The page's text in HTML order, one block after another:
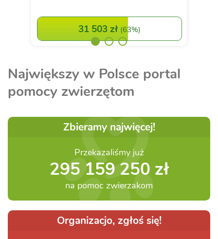
31 503 zł (63%)
Największy w Polsce portal
pomocy zwierzętom
Zbieramy najwięcej!
Przekazaliśmy już
295 159 250 zł
na pomoc zwierzakom
Organizacjo, zgłoś się!